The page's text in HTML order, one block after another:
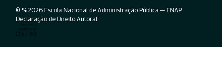
© %2026 Escola Nacional de Administração Pública — ENAP.
Declaração de Direito Autoral